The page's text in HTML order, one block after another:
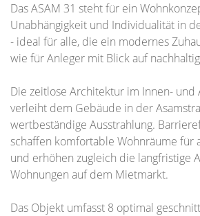
Das ASAM 31 steht für ein
Unabhängigkeit und Individualität in
- ideal für alle, die ein modernes
wie für Anleger mit Blick auf
Die zeitlose Architektur im Innen- und
verleiht dem Gebäude in der
wertbeständige Ausstrahlung.
schaffen komfortable Wohnräume für
und erhöhen zugleich die langfristige
Wohnungen auf dem Mietmarkt.
Das Objekt umfasst 8 optimal